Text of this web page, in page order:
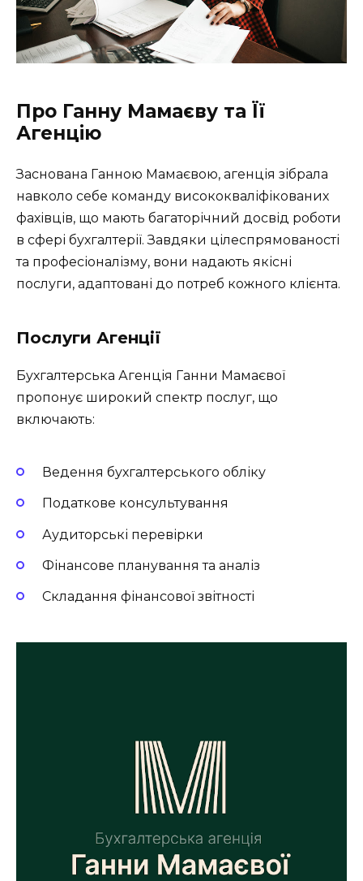
Про Ганну Мамаєву та Її
Агенцію
Заснована Ганною Мамаєвою, агенція зібрала
навколо себе команду висококваліфікованих
фахівців, що мають багаторічний досвід роботи
в сфері бухгалтерії. Завдяки цілеспрямованості
та професіоналізму, вони надають якісні
послуги, адаптовані до потреб кожного клієнта.
Послуги Агенції
Бухгалтерська Агенція Ганни Мамаєвої
пропонує широкий спектр послуг, що
включають:
Ведення бухгалтерського обліку
Податкове консультування
Аудиторські перевірки
Фінансове планування та аналіз
Складання фінансової звітності